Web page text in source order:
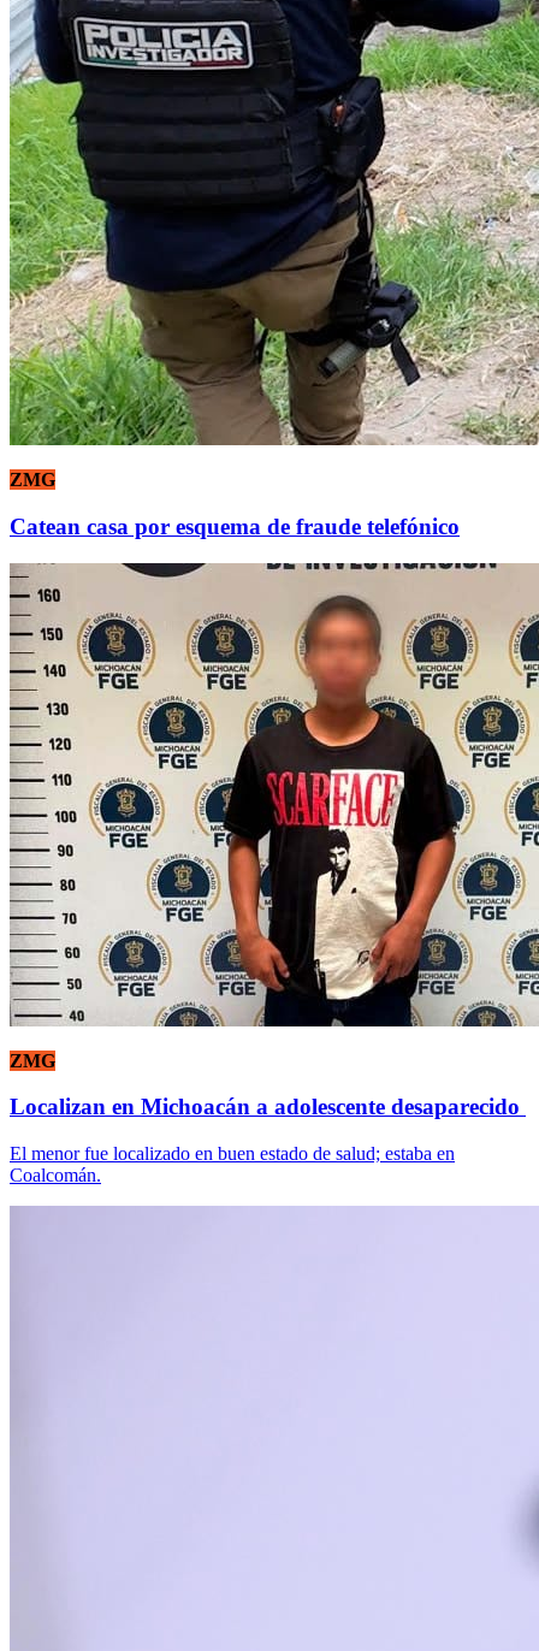
ZMG
Catean casa por esquema de fraude telefónico
ZMG
Localizan en Michoacán a adolescente desaparecido
El menor fue localizado en buen estado de salud; estaba en
Coalcomán.